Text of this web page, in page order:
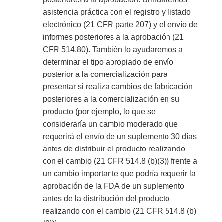
asistencia práctica con el registro y listado
electrónico (21 CFR parte 207) y el envío de
informes posteriores a la aprobación (21
CFR 514.80). También lo ayudaremos a
determinar el tipo apropiado de envío
posterior a la comercialización para
presentar si realiza cambios de fabricación
posteriores a la comercialización en su
producto (por ejemplo, lo que se
consideraría un cambio moderado que
requerirá el envío de un suplemento 30 días
antes de distribuir el producto realizando
con el cambio (21 CFR 514.8 (b)(3)) frente a
un cambio importante que podría requerir la
aprobación de la FDA de un suplemento
antes de la distribución del producto
realizando con el cambio (21 CFR 514.8 (b)